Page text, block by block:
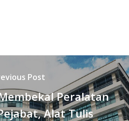
Post
Peralatan
Alat Tulis